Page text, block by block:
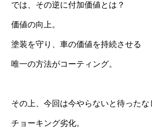
では、その逆に付加価値とは？
価値の向上。
塗装を守り、車の価値を持続させる
唯一の方法がコーティング。
その上、今回は今やらないと待ったな
チョーキング劣化。